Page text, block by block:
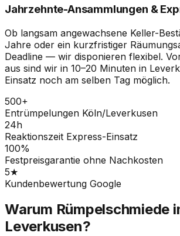
Jahrzehnte-Ansammlungen &
Ob langsam angewachsene Keller-
Jahre oder ein kurzfristiger
Deadline — wir disponieren flexibel.
aus sind wir in 10–20 Minuten in
Einsatz noch am selben Tag möglich.
500+
Entrümpelungen Köln/Leverkusen
24h
Reaktionszeit Express-Einsatz
100%
Festpreisgarantie ohne Nachkosten
5★
Kundenbewertung Google
Warum Rümpelschmiede
Leverkusen?